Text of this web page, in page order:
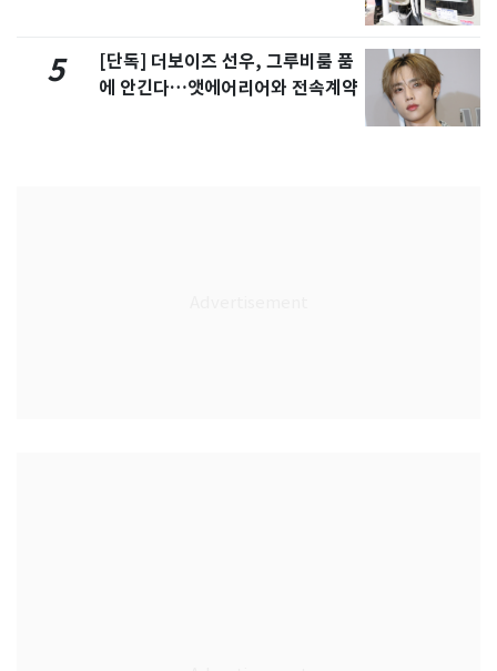
5
[단독] 더보이즈 선우, 그루비룸 품
에 안긴다…앳에어리어와 전속계약